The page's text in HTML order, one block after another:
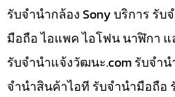
รับจำนำกล้อง Sony บริการ รั
มือถือ ไอแพค ไอโฟน นาฬิกา
รับจํานําแจ้งวัฒนะ.com รับจำน
จำนำสินค้าไอที รับจำนำมือถือ